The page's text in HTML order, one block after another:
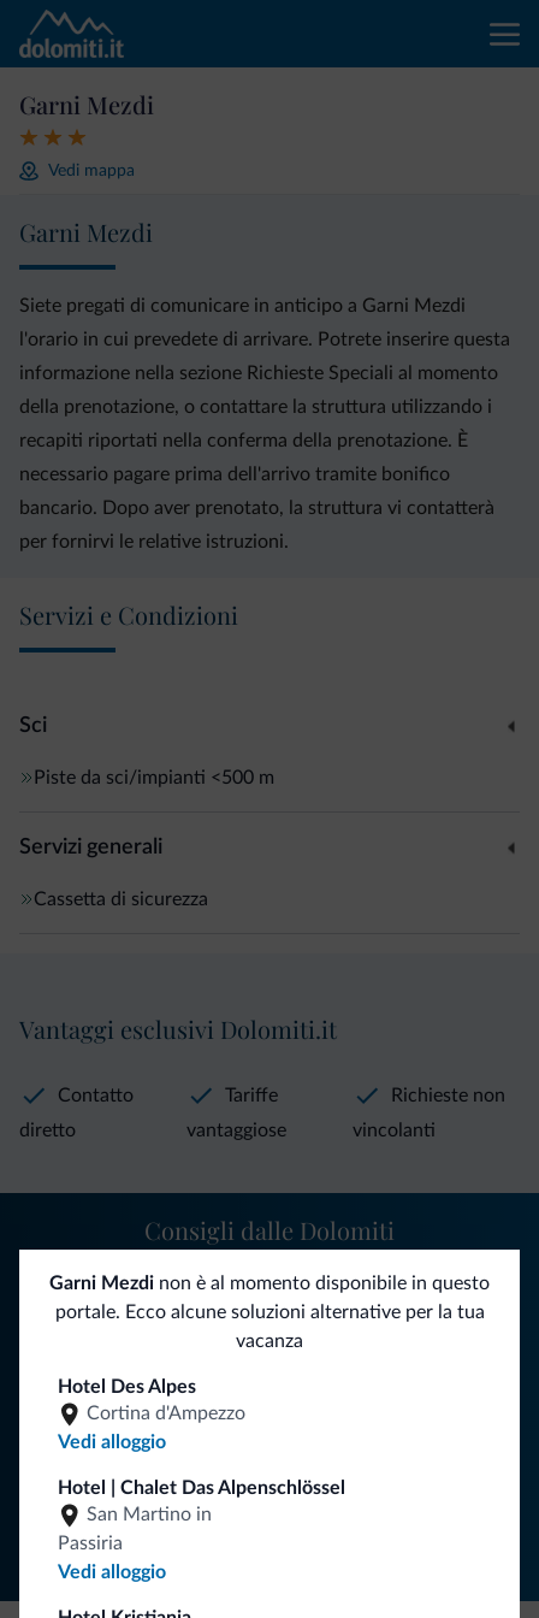
Garni Mezdi
Vedi mappa
Garni Mezdi
Siete pregati di comunicare in anticipo a Garni Mezdi
l'orario in cui prevedete di arrivare. Potrete inserire questa
informazione nella sezione Richieste Speciali al momento
della prenotazione, o contattare la struttura utilizzando i
recapiti riportati nella conferma della prenotazione. È
necessario pagare prima dell'arrivo tramite bonifico
bancario. Dopo aver prenotato, la struttura vi contatterà
per fornirvi le relative istruzioni.
Servizi e Condizioni
Sci
Piste da sci/impianti <500 m
Servizi generali
Cassetta di sicurezza
Garni Mezdi non è al momento disponibile in questo
portale. Ecco alcune soluzioni alternative per la tua
vacanza
Hotel Des Alpes
Cortina d'Ampezzo
Vedi alloggio
Hotel | Chalet Das Alpenschlössel
San Martino in
Passiria
Vedi alloggio
Vantaggi esclusivi Dolomiti.it
Contatto
diretto
Tariffe
vantaggiose
Richieste non
vincolanti
Segui Dolomiti.it
Consigli dalle Dolomiti
Riceverai informazioni, offerte esclusive e news per la tua
vacanza nelle Dolomiti.
ISCRIVITI ALLA NEWSLETTER